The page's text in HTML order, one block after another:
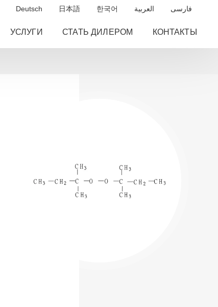
Deutsch 日本語 한국어 العربية فارسی
УСЛУГИ СТАТЬ ДИЛЕРОМ КОНТАКТЫ